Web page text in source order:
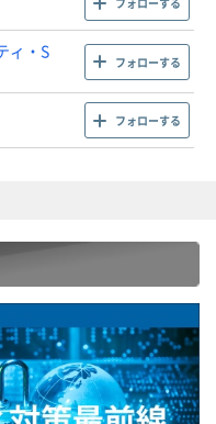
ィ・S
フォローする
フォローする